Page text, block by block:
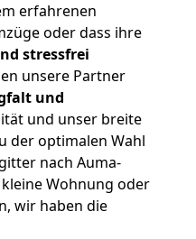
erfahrenen
oder dass ihre
stressfrei
unsere Partner
und
und unser breite
der optimalen Wahl
nach Auma-
Wohnung oder
wir haben die